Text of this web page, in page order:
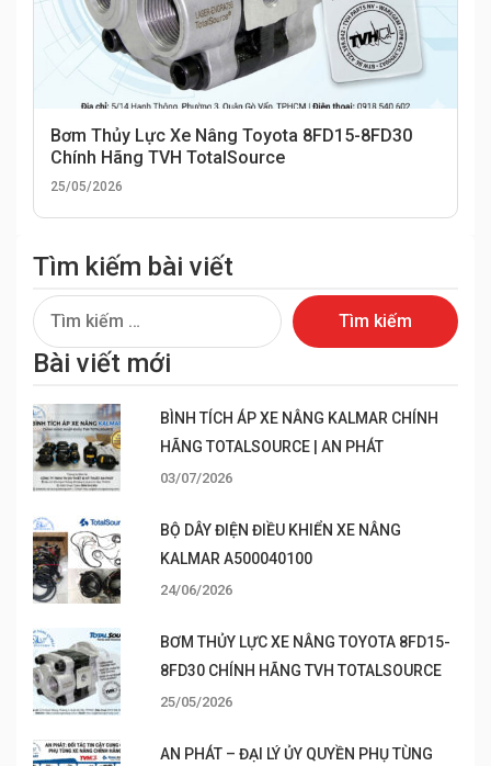
Bơm Thủy Lực Xe Nâng Toyota 8FD15-8FD30
Chính Hãng TVH TotalSource
25/05/2026
Tìm kiếm bài viết
Tìm
kiếm
cho:
Bài viết mới
BÌNH TÍCH ÁP XE NÂNG KALMAR CHÍNH
HÃNG TOTALSOURCE | AN PHÁT
03/07/2026
BỘ DÂY ĐIỆN ĐIỀU KHIỂN XE NÂNG
KALMAR A500040100
24/06/2026
BƠM THỦY LỰC XE NÂNG TOYOTA 8FD15-
8FD30 CHÍNH HÃNG TVH TOTALSOURCE
25/05/2026
AN PHÁT – ĐẠI LÝ ỦY QUYỀN PHỤ TÙNG